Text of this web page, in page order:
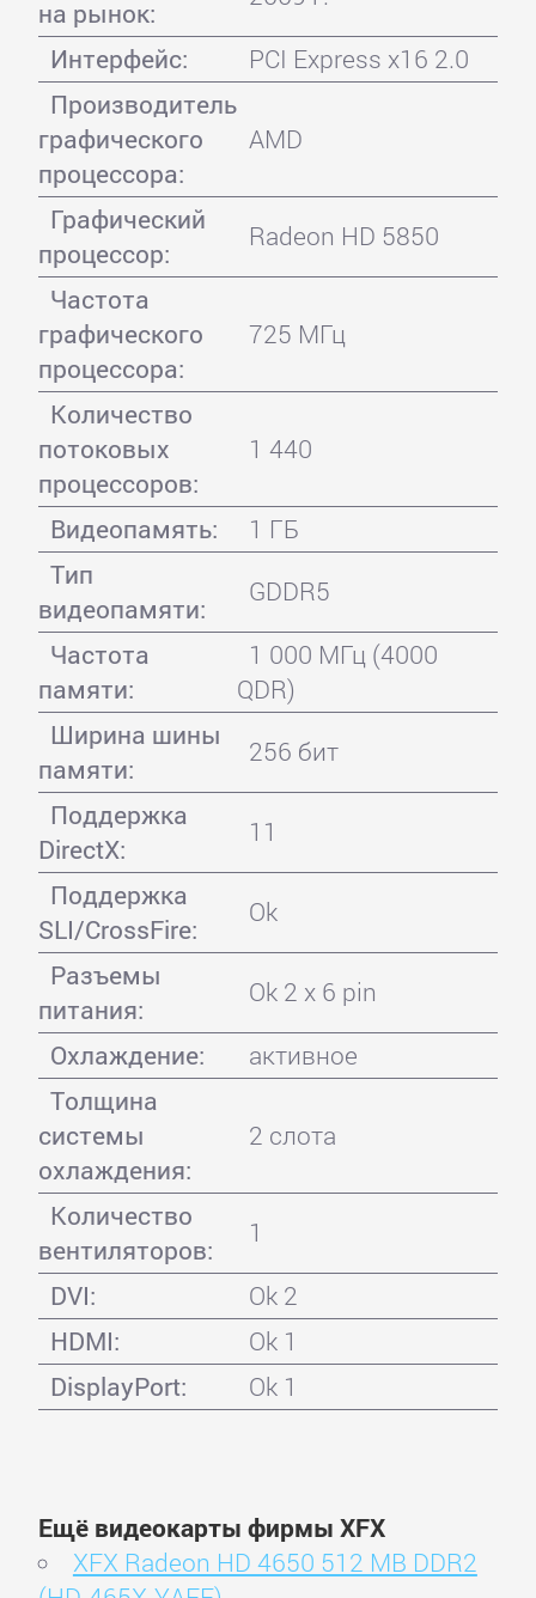
на рынок:
Интерфейс:
PCI Express x16 2.0
Производитель
графического
процессора:
AMD
Графический
процессор:
Radeon HD 5850
Частота
графического
процессора:
725 МГц
Количество
потоковых
процессоров:
1 440
Видеопамять:
1 ГБ
Тип
видеопамяти:
GDDR5
Частота
памяти:
1 000 МГц (4000
QDR)
Ширина шины
памяти:
256 бит
Поддержка
DirectX:
11
Поддержка
SLI/CrossFire:
Ok
Разъемы
питания:
Ok 2 x 6 pin
Охлаждение:
активное
Толщина
системы
охлаждения:
2 слота
Количество
вентиляторов:
1
DVI:
Ok 2
HDMI:
Ok 1
DisplayPort:
Ok 1
Ещё видеокарты фирмы XFX
XFX Radeon HD 4650 512 MB DDR2